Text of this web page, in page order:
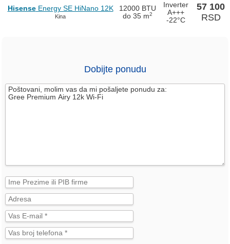
HisenseEnergy SE HiNano 12K
Kina
12000 BTU
do 35 m2
Inverter
A+++
-22°C
57 100
RSD
Dobijte ponudu